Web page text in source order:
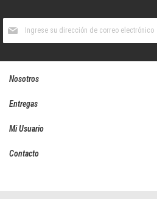
boletín
Nosotros
Entregas
Mi Usuario
Contacto